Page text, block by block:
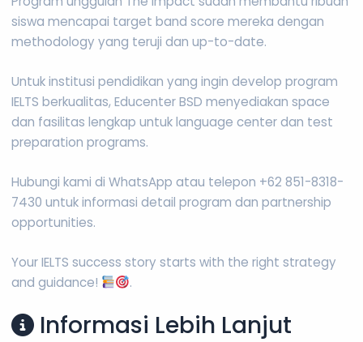
siswa mencapai target band score mereka dengan
methodology yang teruji dan up-to-date.
Untuk institusi pendidikan yang ingin develop program
IELTS berkualitas, Educenter BSD menyediakan space
dan fasilitas lengkap untuk language center dan test
preparation programs.
Hubungi kami di WhatsApp atau telepon +62 851-8318-
7430 untuk informasi detail program dan partnership
opportunities.
Your IELTS success story starts with the right strategy
and guidance!
.
Informasi Lebih Lanjut